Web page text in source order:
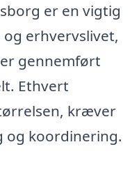
er en vigtig
erhvervslivet,
gennemført
Ethvert
kræver
koordinering.